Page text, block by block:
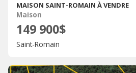
MAISON SAINT-ROMAIN À VENDRE
Maison
149 900$
Saint-Romain